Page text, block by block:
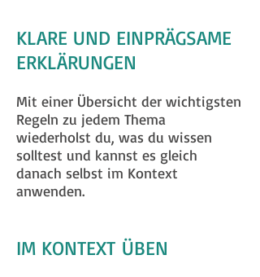
KLARE UND EINPRÄGSAME
ERKLÄRUNGEN
Mit einer Übersicht der wichtigsten
Regeln zu jedem Thema
wiederholst du, was du wissen
solltest und kannst es gleich
danach selbst im Kontext
anwenden.
IM KONTEXT ÜBEN